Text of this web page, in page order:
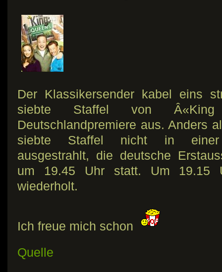
Der Klassikersender kabel eins
siebte Staffel von
Deutschlandpremiere aus. Anders
siebte Staffel nicht in einer
ausgestrahlt, die deutsche
um 19.45 Uhr statt. Um 19.15
wiederholt.
Ich freue mich schon
Quelle